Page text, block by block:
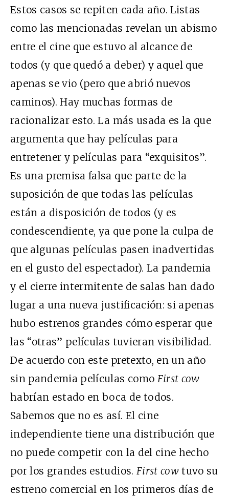
Estos casos se repiten cada año. Listas
como las mencionadas revelan un abismo
entre el cine que estuvo al alcance de
todos (y que quedó a deber) y aquel que
apenas se vio (pero que abrió nuevos
caminos). Hay muchas formas de
racionalizar esto. La más usada es la que
argumenta que hay películas para
entretener y películas para “exquisitos”.
Es una premisa falsa que parte de la
suposición de que todas las películas
están a disposición de todos (y es
condescendiente, ya que pone la culpa de
que algunas películas pasen inadvertidas
en el gusto del espectador). La pandemia
y el cierre intermitente de salas han dado
lugar a una nueva justificación: si apenas
hubo estrenos grandes cómo esperar que
las “otras” películas tuvieran visibilidad.
De acuerdo con este pretexto, en un año
sin pandemia películas como First cow
habrían estado en boca de todos.
Sabemos que no es así. El cine
independiente tiene una distribución que
no puede competir con la del cine hecho
por los grandes estudios. First cowtuvo su
estreno comercial en los primeros días de